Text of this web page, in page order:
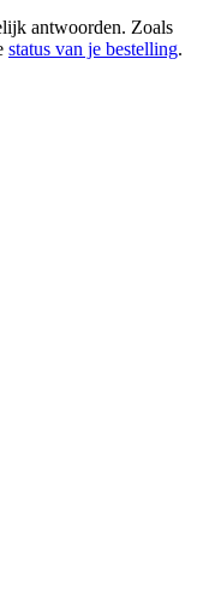
antwoorden. Zoals
status van je bestelling.